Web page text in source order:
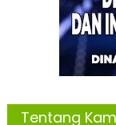
Tentang